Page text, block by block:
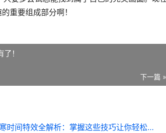
重要组成部分啊！
了！
下一篇 »
逆水寒时间特效全解析：掌握这些技巧让你轻松制霸江湖